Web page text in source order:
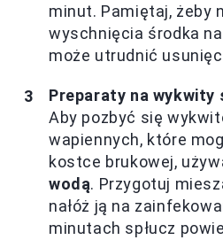
minut. Pamiętaj, żeby
wyschnięcia środka
może utrudnić
Preparaty na wykwity
Aby pozbyć się
wapiennych, które
kostce brukowej,
wodą. Przygotuj
nałóż ją na
minutach spłucz